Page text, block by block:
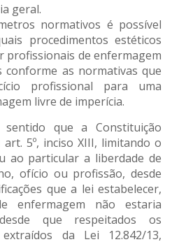
geral.
normativos é possível
procedimentos estéticos
profissionais de enfermagem
conforme as normativas que
profissional para uma
livre de imperícia.
que a Constituição
5º, inciso XIII, limitando o
ao particular a liberdade de
ofício ou profissão, desde
que a lei estabelecer,
enfermagem não estaria
que respeitados os
da Lei 12.842/13,